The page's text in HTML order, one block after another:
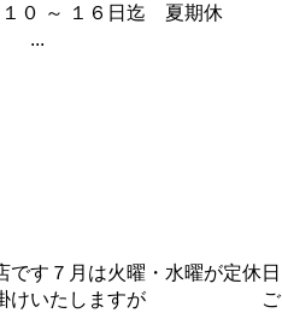
～ １６日迄 夏期休
す７月は火曜・水曜が定休日
掛けいたしますが ご